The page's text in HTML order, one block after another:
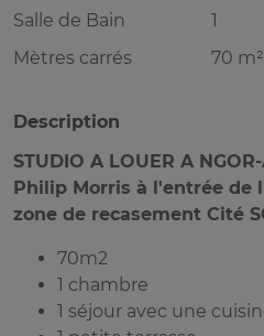
Salle de Bain
1
Mètres carrés
70 m²
Description
STUDIO A LOUER A
Philip Morris à l'entrée de
zone de recasement Cité
70m2
1 chambre
1 séjour avec une